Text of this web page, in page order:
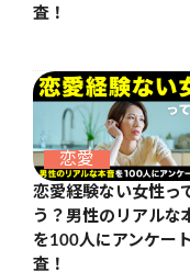
査！
恋愛
恋愛経験ない女性っ
う？男性のリアルな
を100人にアンケー
査！